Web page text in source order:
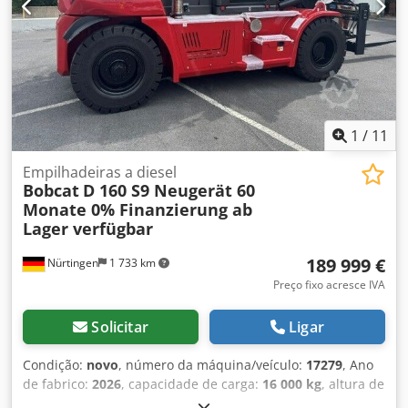
1 / 11
Nürtingen 1 733 km
Empilhadeiras a diesel
Bobcat D 160 S9 Neugerät 60
Monate 0% Finanzierung ab
Lager verfügbar
189 999 €
Preço fixo acresce IVA
Solicitar Ligar
Condição: novo, número da máquina/veículo: 17279, Ano
de fabrico: 2026, capacidade de carga: 16 000 kg, altura de
, elevação livre: